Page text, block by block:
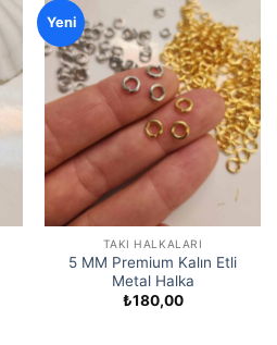
Yeni
TAKI HALKALARI
5 MM Premium Kalın Etli
Metal Halka
₺180,00